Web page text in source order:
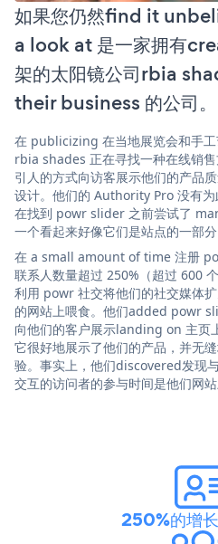
如果您仍然find it
a look at 是一家拥有
架的太阳镜公司rbia
their business 的公司。
在 publicizing 在当地展览会和手工
rbia shades 正在寻找一种在线销
引人的方式向访客展示他们的产品
设计。他们的 Authority Pro 没有
在找到 powr slider 之前尝试了
一个看起来好像它们是站点的一部
在 a small amount of time 注册
联系人数量超过 250%（超过 600
利用 powr 社交将他们的社交媒体
的网站上喂食。他们added powr
向他们的客户展示landing on 主页
它很好地展示了他们的产品，并无
验。事实上，他们discovered发现
交互的访问者的参与时间是他们网
250%的增长